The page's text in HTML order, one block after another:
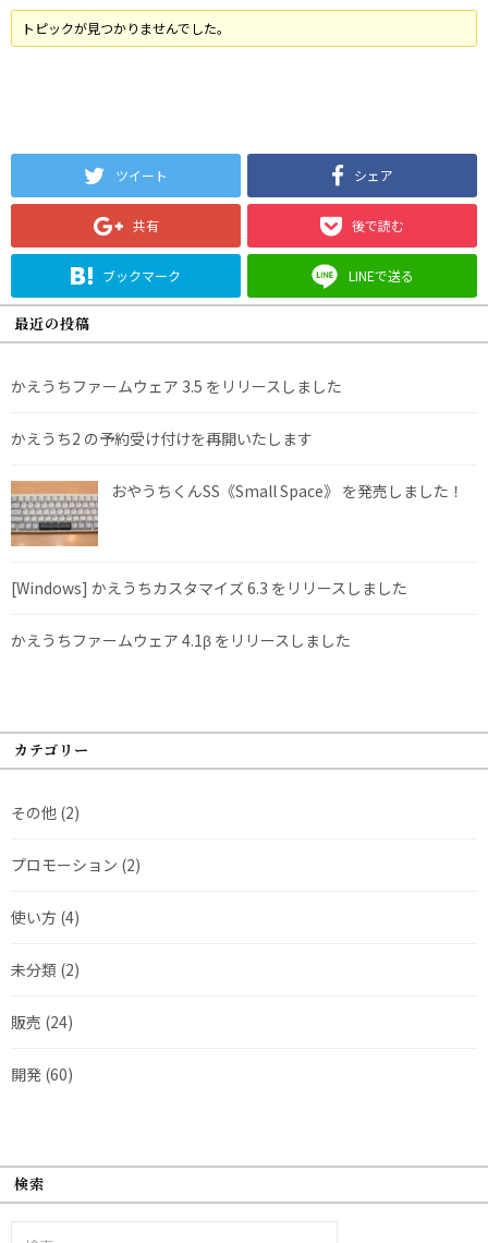
トピックが見つかりませんでした。
ツイート シェア
共有 後で読む
ブックマーク LINEで送る
最近の投稿
かえうちファームウェア 3.5 をリリースしました
かえうち2 の予約受け付けを再開いたします
おやうちくんSS《Small Space》 を発売しました！
[Windows] かえうちカスタマイズ 6.3 をリリースしました
かえうちファームウェア 4.1β をリリースしました
カテゴリー
その他 (2)
プロモーション (2)
使い方 (4)
未分類 (2)
販売 (24)
開発 (60)
検索